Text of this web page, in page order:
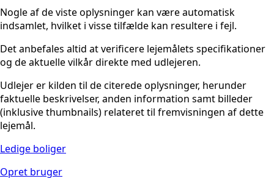
Nogle af de viste oplysninger kan være automatisk
indsamlet, hvilket i visse tilfælde kan resultere i fejl.
Det anbefales altid at verificere lejemålets specifikationer
og de aktuelle vilkår direkte med udlejeren.
Udlejer er kilden til de citerede oplysninger, herunder
faktuelle beskrivelser, anden information samt billeder
(inklusive thumbnails) relateret til fremvisningen af dette
lejemål.
Ledige boliger
Opret bruger